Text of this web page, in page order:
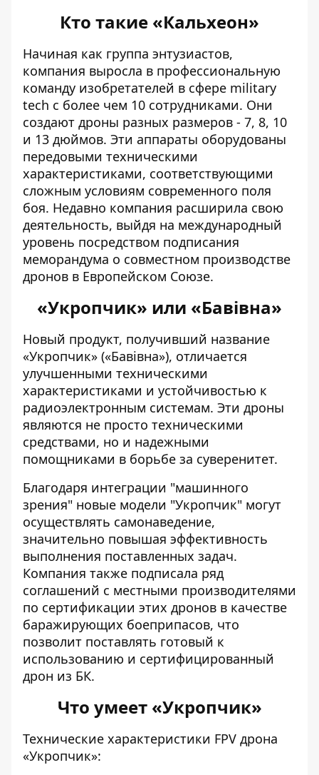
Кто такие «Кальхеон»
Начиная как группа энтузиастов,
компания выросла в профессиональную
команду изобретателей в сфере military
tech с более чем 10 сотрудниками. Они
создают дроны разных размеров - 7, 8, 10
и 13 дюймов. Эти аппараты оборудованы
передовыми техническими
характеристиками, соответствующими
сложным условиям современного поля
боя. Недавно компания расширила свою
деятельность, выйдя на международный
уровень посредством подписания
меморандума о совместном производстве
дронов в Европейском Союзе.
«Укропчик» или «Бавівна»
Новый продукт, получивший название
«Укропчик» («Бавівна»), отличается
улучшенными техническими
характеристиками и устойчивостью к
радиоэлектронным системам. Эти дроны
являются не просто техническими
средствами, но и надежными
помощниками в борьбе за суверенитет.
Благодаря интеграции "машинного
зрения" новые модели "Укропчик" могут
осуществлять самонаведение,
значительно повышая эффективность
выполнения поставленных задач.
Компания также подписала ряд
соглашений с местными производителями
по сертификации этих дронов в качестве
баражирующих боеприпасов, что
позволит поставлять готовый к
использованию и сертифицированный
дрон из БК.
Что умеет «Укропчик»
Технические характеристики FPV дрона
«Укропчик»: